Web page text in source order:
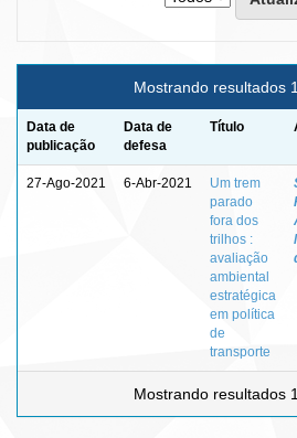
Mostrando resultados
Data de
publicação
Data de
defesa
Título
27-Ago-2021 6-Abr-2021
Um trem
parado
fora dos
trilhos :
avaliação
ambiental
estratégica
em política
de
transporte
Mostrando resultados